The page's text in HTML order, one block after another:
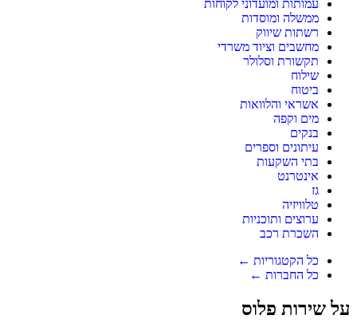
עמותות ומועדוני לקוחות
ממשלה ומוסדות
רשתות שיווק
מחשבים וציוד משרדי
תקשורת וסלולר
שילוח
ביטוח
אשראי והלוואות
מים וקפה
בנקים
עיתונים וספרים
בתי השקעות
אינטרנט
גז
טלוויזיה
ערוצים ותוכניות
השכרת רכב
כל הקטגוריות ←
כל החברות ←
על שירות פלוס